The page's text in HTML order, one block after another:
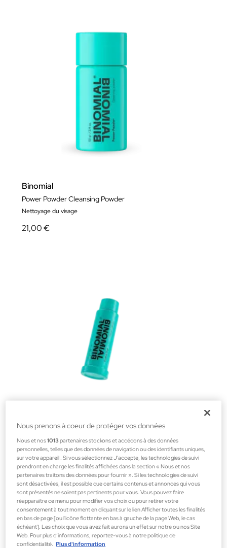
Binomial
Power Powder Cleansing Powder
Nettoyage du visage
21,00 €
Binomial
Crystal Clear + Refill
Cosmétiques nettoyants pour le visage
14,00 €
Nous prenons à coeur de protéger vos données
Nous et nos1013partenaires stockons et accédons à des données
personnelles, telles que des données de navigation ou des identifiants uniques,
sur votre appareil . Si vous sélectionnez J'accepte, les technologies de suivi
prendront en charge les finalités affichées dans la section « Nous et nos
partenaires traitons des données pour fournir ». Si les technologies de suivi
sont désactivées, il est possible que certains contenus et annonces qui vous
sont présentés ne soient pas pertinents pour vous. Vous pouvez faire
réapparaître ce menu pour modifier vos choix ou pour retirer votre
consentement à tout moment en cliquant sur le lien Afficher toutes les finalités
en bas de page [ou l'icône flottante en bas à gauche de la page Web, le cas
échéant]. Les choix que vous avez fait aurons un effet sur notre ou nos Site
Web. Pour plus d’informations, reportez-vous à notre politique de
confidentialité. Plus d'information